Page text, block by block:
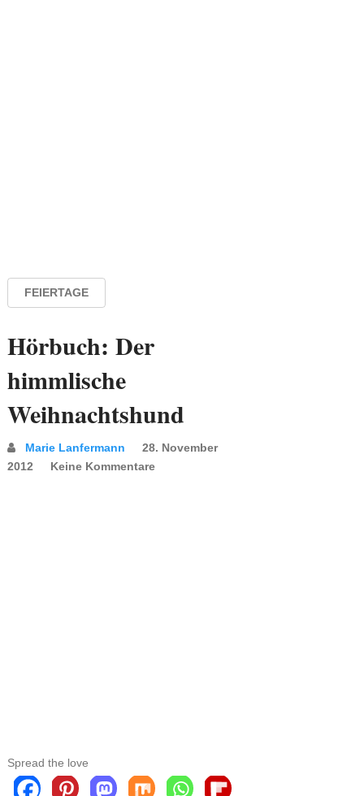
FEIERTAGE
Hörbuch: Der
himmlische
Weihnachtshund
Marie Lanfermann
28. November
2012
Keine Kommentare
Spread the love